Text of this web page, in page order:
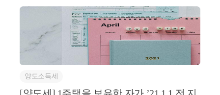
구를 통한 약 25억 이상 세금 환급- 세무사 플랫폼 '택
슬리' 상담 및 후기 1위 (약 4,000건 이상 상담)- 전문가
플랫폼 '아하커넥츠' 상담 및 후기 1위 (약 500건 이상
상담)- 지식공유플랫폼 '아하' 세무/회계 1위 (117,000건
이상 답변 및 337만건 이상 공유)- KB금융 콘텐츠 필
다음 각 호의 구분에 따른 가액을 말한다.9. 마일리지
등으로 대금의 전부 또는 일부를 결제받은 경우(제10
호에 해당하는 경우는 제외한다): 다음 각 목의 금액을
합한 금액가. 마일리지등 외의 수단으로 결제받은 금
액나.자기적립마일리지등[당초 재화 또는 용역을 공급
여 준 경우를 포함한다)하여 준 사업자에게 사용한 마
일리지등(여러 사업자가 적립하여 줄 수 있거나 여러
할 수 있는 권리인 분양권에 해당하여 주택수에 포함
이 되는 것입니다.▣ 사전-2021-법령해석재산-0120, 20
21.05.28[ 제 목 ]지역주택조합 가입계약을 소득령 제15
5조제1항제2호의 신규주택을 취득하기 위한 매매계약
으로 볼 수 있는지 여부[ 요 지 ]조정대상지역의 공고가
있은 날 이전에 지역주택조합의 조합가입계약 체결 및
계약금을 납부한 후 신규주택을 취득한 경우는 「소득
세법 시행령」제155조제1항제2호의“신규주택을 취득
지역주택조합원의 계약금을 납부한 경우, 분양권으로
보아 주택수에 포함되는지 여부에 대해서 포스팅한 글
이니 참고하시면 됩니다.지역주택조합원의 계약금을
납부한 경우, 분양권으로 보아 주택수에 포함되는지
여부지역주택조합원의 계약금을 납부한 경우, 분양권
으로 보아 주택수에 포함되는지 여부 안녕하세요. &lt;
세무...blog.naver.com서면-2023-부동산-1411 [부동산납
세과-1910]등록일자 : 2023.11.03.생산일자 : 2023.08.01.
양도소득세